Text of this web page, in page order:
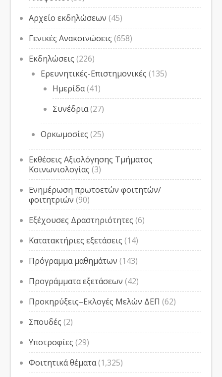
Αρχείο εκδηλώσεων (45)
Γενικές Ανακοινώσεις (658)
Εκδηλώσεις (226)
Ερευνητικές-Επιστημονικές (135)
Ημερίδα(41)
Συνέδρια(27)
Ορκωμοσίες (25)
Εκθέσεις Αξιολόγησης Τμήματος
Κοινωνιολογίας (3)
Ενημέρωση πρωτοετών φοιτητών/
φοιτητριών (90)
Εξέχουσες Δραστηριότητες (6)
Κατατακτήριες εξετάσεις (14)
Πρόγραμμα μαθημάτων (143)
Προγράμματα εξετάσεων (42)
Προκηρύξεις–Εκλογές Μελών ΔΕΠ (62)
Σπουδές (2)
Υποτροφίες (29)
Φοιτητικά θέματα(1,325)